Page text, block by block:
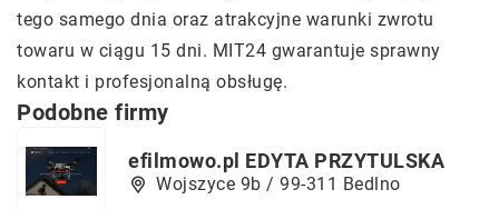
tego samego dnia oraz atrakcyjne warunki zwrotu
towaru w ciągu 15 dni. MIT24 gwarantuje sprawny
kontakt i profesjonalną obsługę.
Podobne firmy
efilmowo.pl EDYTA PRZYTULSKA
Wojszyce 9b / 99-311 Bedlno